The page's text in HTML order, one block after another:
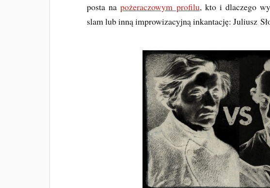
posta napożeraczowym profilu, kto i dlaczego
slam lub inną improwizacyjną inkantację: Juliusz